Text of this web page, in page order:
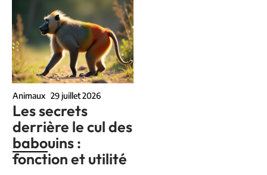
Animaux 29 juillet 2026
Les secrets
derrière le cul des
babouins :
fonction et utilité